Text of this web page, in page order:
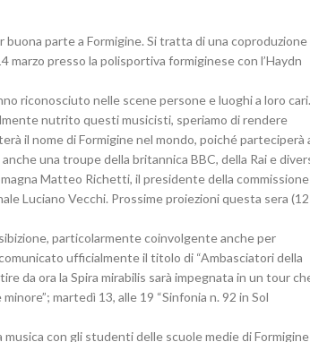
buona parte a Formigine. Si tratta di una coproduzione
marzo presso la polisportiva formiginese con l’Haydn
riconosciuto nelle scene persone e luoghi a loro cari.
nutrito questi musicisti, speriamo di rendere
il nome di Formigine nel mondo, poiché parteciperà
una troupe della britannica BBC, della Rai e
Matteo Richetti, il presidente della commissione
Luciano Vecchi. Prossime proiezioni questa sera (12
particolarmente coinvolgente anche per
ufficialmente il titolo di “Ambasciatori della
da ora la Spira mirabilis sarà impegnata in un tour
martedì 13, alle 19 “Sinfonia n. 92 in Sol
con gli studenti delle scuole medie di